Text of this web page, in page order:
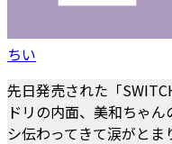
ちい
先日発売された「
ドリの内面、美和ちゃ
シ伝わってきて涙がと